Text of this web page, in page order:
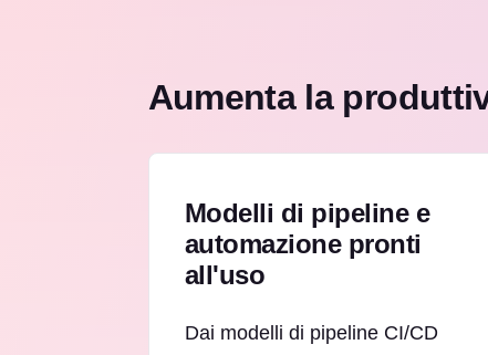
Aumenta la
Modelli di pipeline e
automazione pronti
all'uso
Dai modelli di pipeline CI/CD